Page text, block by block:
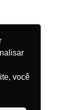
você